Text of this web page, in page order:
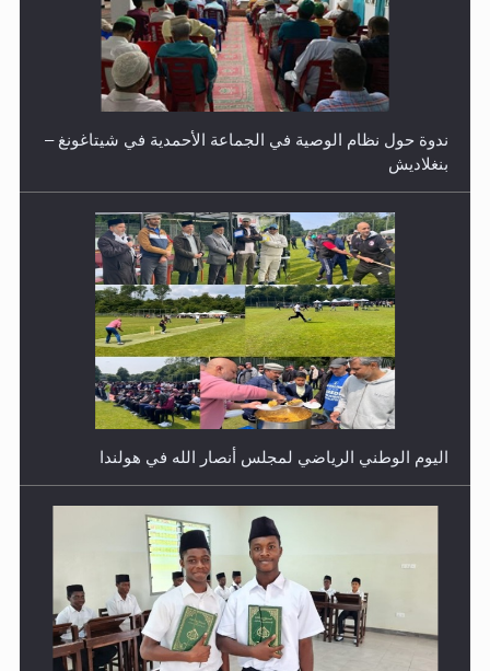
ندوة حول نظام الوصية في الجماعة الأحمدية في شيتاغونغ –
بنغلاديش
اليوم الوطني الرياضي لمجلس أنصار الله في هولندا